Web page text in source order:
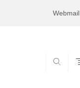
Webmail